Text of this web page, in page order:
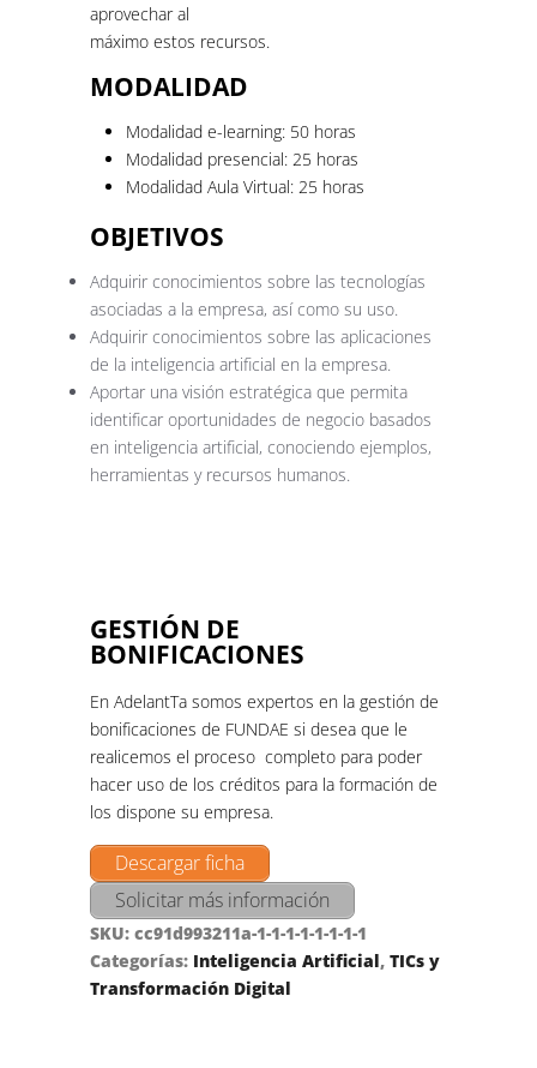
aprovechar al
máximo estos recursos.
MODALIDAD
Modalidad e-learning: 50 horas
Modalidad presencial: 25 horas
Modalidad Aula Virtual: 25 horas
OBJETIVOS
Adquirir conocimientos sobre las tecnologías
asociadas a la empresa, así como su uso.
Adquirir conocimientos sobre las aplicaciones
de la inteligencia artificial en la empresa.
Aportar una visión estratégica que permita
identificar oportunidades de negocio basados
en inteligencia artificial, conociendo ejemplos,
herramientas y recursos humanos.
GESTIÓN DE
BONIFICACIONES
En AdelantTa somos expertos en la gestión de
bonificaciones de FUNDAE si desea que le
realicemos el proceso completo para poder
hacer uso de los créditos para la formación de
los dispone su empresa.
Descargar ficha
Solicitar más información
SKU: cc91d993211a-1-1-1-1-1-1-1-1
Categorías: Inteligencia Artificial, TICs y
Transformación Digital